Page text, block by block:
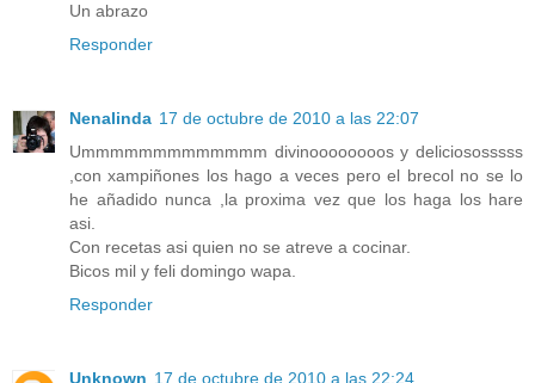
Un abrazo
Responder
Nenalinda 17 de octubre de 2010 a las 22:07
Ummmmmmmmmmmmm divinoooooooos y deliciososssss
,con xampiñones los hago a veces pero el brecol no se lo
he añadido nunca ,la proxima vez que los haga los hare
asi.
Con recetas asi quien no se atreve a cocinar.
Bicos mil y feli domingo wapa.
Responder
Unknown 17 de octubre de 2010 a las 22:24